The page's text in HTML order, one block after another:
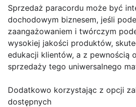
Sprzedaż paracordu może być
dochodowym biznesem, jeśli
zaangażowaniem i twórczym
wysokiej jakości produktów,
edukacji klientów, a z pewnością
sprzedaży tego uniwersalnego
Dodatkowo korzystając z opcji
dostępnych